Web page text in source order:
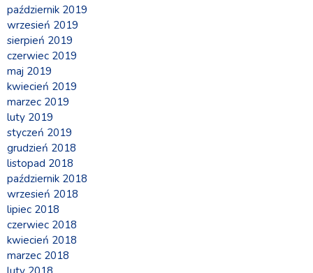
październik 2019
wrzesień 2019
sierpień 2019
czerwiec 2019
maj 2019
kwiecień 2019
marzec 2019
luty 2019
styczeń 2019
grudzień 2018
listopad 2018
październik 2018
wrzesień 2018
lipiec 2018
czerwiec 2018
kwiecień 2018
marzec 2018